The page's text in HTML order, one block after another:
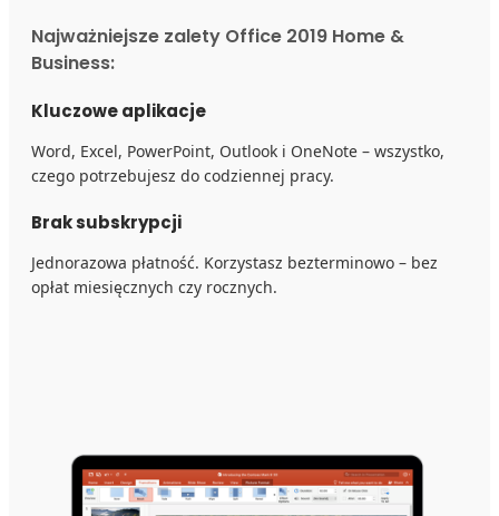
Najważniejsze zalety Office 2019 Home &
Business:
Kluczowe aplikacje
Word, Excel, PowerPoint, Outlook i OneNote – wszystko,
czego potrzebujesz do codziennej pracy.
Brak subskrypcji
Jednorazowa płatność. Korzystasz bezterminowo – bez
opłat miesięcznych czy rocznych.